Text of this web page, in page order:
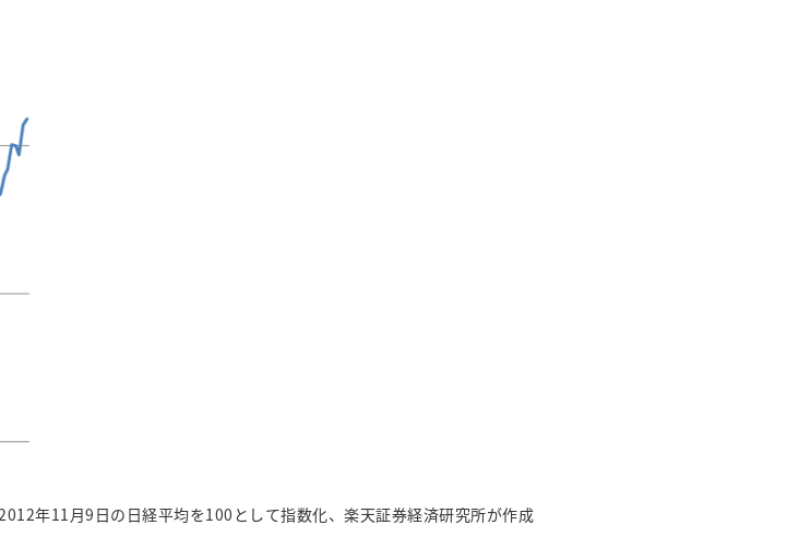
年11月9日の日経平均を100として指数化、楽天証券経済研究所が作成